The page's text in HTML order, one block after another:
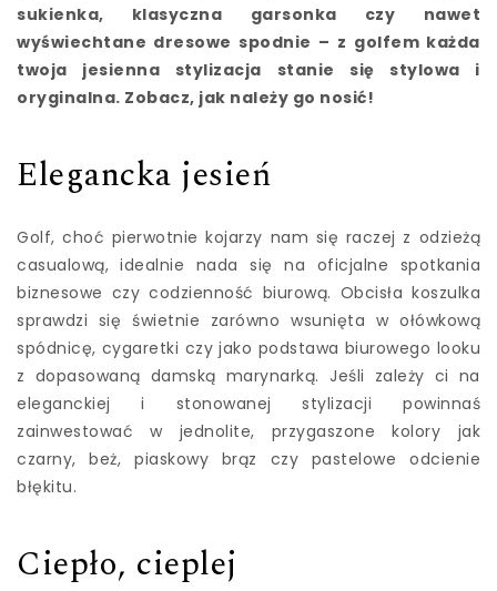
sukienka, klasyczna garsonka czy nawet
wyświechtane dresowe spodnie – z golfem każda
twoja jesienna stylizacja stanie się stylowa i
oryginalna. Zobacz, jak należy go nosić!
Elegancka jesień
Golf, choć pierwotnie kojarzy nam się raczej z odzieżą
casualową, idealnie nada się na oficjalne spotkania
biznesowe czy codzienność biurową. Obcisła koszulka
sprawdzi się świetnie zarówno wsunięta w ołówkową
spódnicę, cygaretki czy jako podstawa biurowego looku
z dopasowaną damską marynarką. Jeśli zależy ci na
eleganckiej i stonowanej stylizacji powinnaś
zainwestować w jednolite, przygaszone kolory jak
czarny, beż, piaskowy brąz czy pastelowe odcienie
błękitu.
Ciepło, cieplej